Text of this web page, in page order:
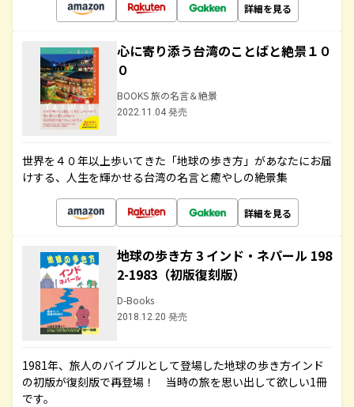
詳細を見る
心に寄り添う台湾のことばと絶景１０
０
BOOKS 旅の名言＆絶景
2022.11.04 発売
世界を４０年以上歩いてきた「地球の歩き方」があなたにお届
けする、人生を輝かせる台湾の名言と癒やしの絶景集
詳細を見る
地球の歩き方 3 インド・ネパール 198
2-1983（初版復刻版）
D-Books
2018.12.20 発売
1981年、旅人のバイブルとして登場した地球の歩き方インド
の初版が復刻版で再登場！ 当時の旅を思い出して欲しい1冊
です。